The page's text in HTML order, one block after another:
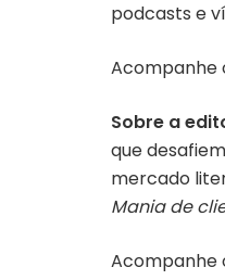
podcasts e
Acompanhe
Sobre a
que
mercado
Mania de
Acompanhe